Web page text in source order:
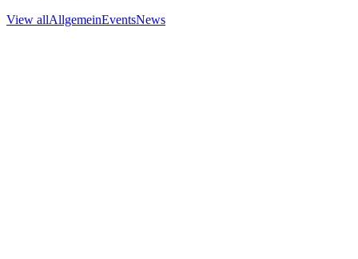
View allAllgemeinEventsNews